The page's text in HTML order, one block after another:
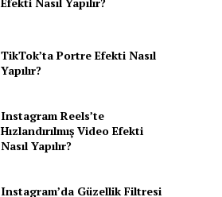
TikTok’ta Portre Efekti Nasıl
Yapılır?
Instagram Reels’te
Hızlandırılmış Video Efekti
Nasıl Yapılır?
Instagram’da Güzellik Filtresi